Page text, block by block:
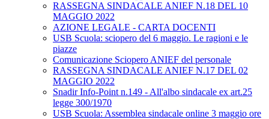
RASSEGNA SINDACALE ANIEF N.18 DEL 10
MAGGIO 2022
AZIONE LEGALE - CARTA DOCENTI
USB Scuola: sciopero del 6 maggio. Le ragioni e le
piazze
Comunicazione Sciopero ANIEF del personale
RASSEGNA SINDACALE ANIEF N.17 DEL 02
MAGGIO 2022
Snadir Info-Point n.149 - All'albo sindacale ex art.25
legge 300/1970
USB Scuola: Assemblea sindacale online 3 maggio ore